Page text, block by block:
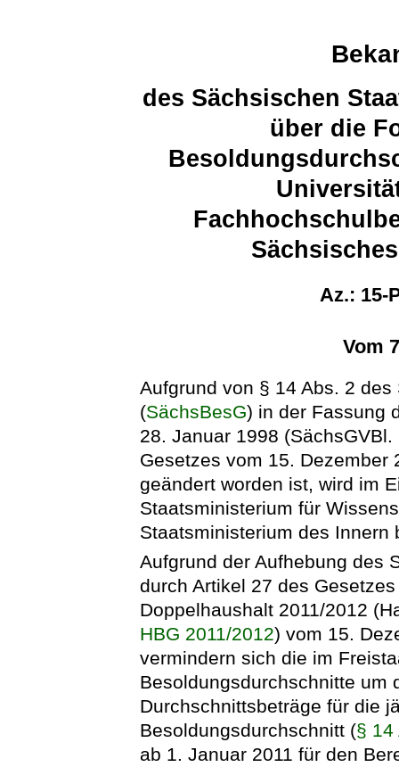
des Sächsischen
über die
Az.: 15-
Vom
Aufgrund von § 14 Abs. 2
(SächsBesG) in der Fassung
28. Januar 1998
Gesetzes vom 15. Dezember
geändert worden ist, wird im
Staatsministerium für
Staatsministerium des Innern
Aufgrund der Aufhebung des
durch Artikel 27 des
Doppelhaushalt 2011/2012
HBG 2011/2012) vom 15.
vermindern sich die im
Besoldungsdurchschnitte um
Durchschnittsbeträge für die
Besoldungsdurchschnitt (§ 14
ab 1. Januar 2011 für den